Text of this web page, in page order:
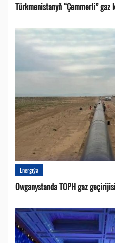
Türkmenistanyň “Çemmerli”
Energiýa
Owganystanda TOPH gaz